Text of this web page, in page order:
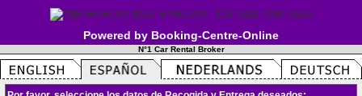
Powered by Booking-Centre-Online
N°1 Car Rental Broker